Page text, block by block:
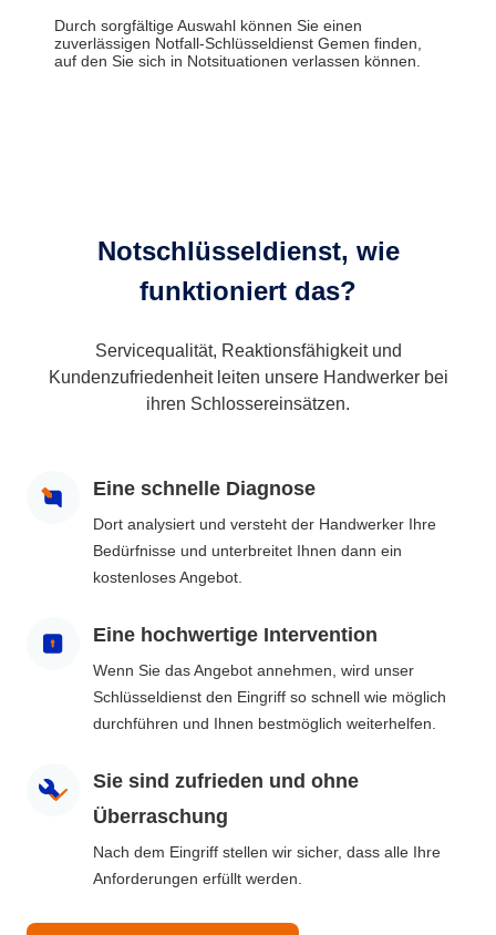
Durch sorgfältige Auswahl können Sie einen
zuverlässigen Notfall-Schlüsseldienst Gemen finden,
auf den Sie sich in Notsituationen verlassen können.
Notschlüsseldienst, wie
funktioniert das?
Servicequalität, Reaktionsfähigkeit und
Kundenzufriedenheit leiten unsere Handwerker bei
ihren Schlossereinsätzen.
Eine schnelle Diagnose
Dort analysiert und versteht der Handwerker Ihre
Bedürfnisse und unterbreitet Ihnen dann ein
kostenloses Angebot.
Eine hochwertige Intervention
Wenn Sie das Angebot annehmen, wird unser
Schlüsseldienst den Eingriff so schnell wie möglich
durchführen und Ihnen bestmöglich weiterhelfen.
Sie sind zufrieden und ohne
Überraschung
Nach dem Eingriff stellen wir sicher, dass alle Ihre
Anforderungen erfüllt werden.